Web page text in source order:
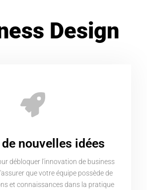
Design
nouvelles idées
débloquer l'innovation de business
que votre équipe possède de
et connaissances dans la pratique